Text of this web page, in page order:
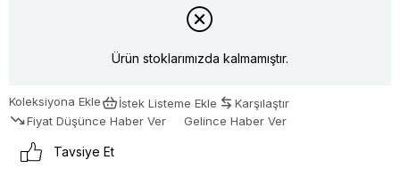
Ürün stoklarımızda kalmamıştır.
Koleksiyona Ekle İstek Listeme Ekle
Karşılaştır
Fiyat Düşünce Haber Ver
Gelince Haber Ver
Tavsiye Et